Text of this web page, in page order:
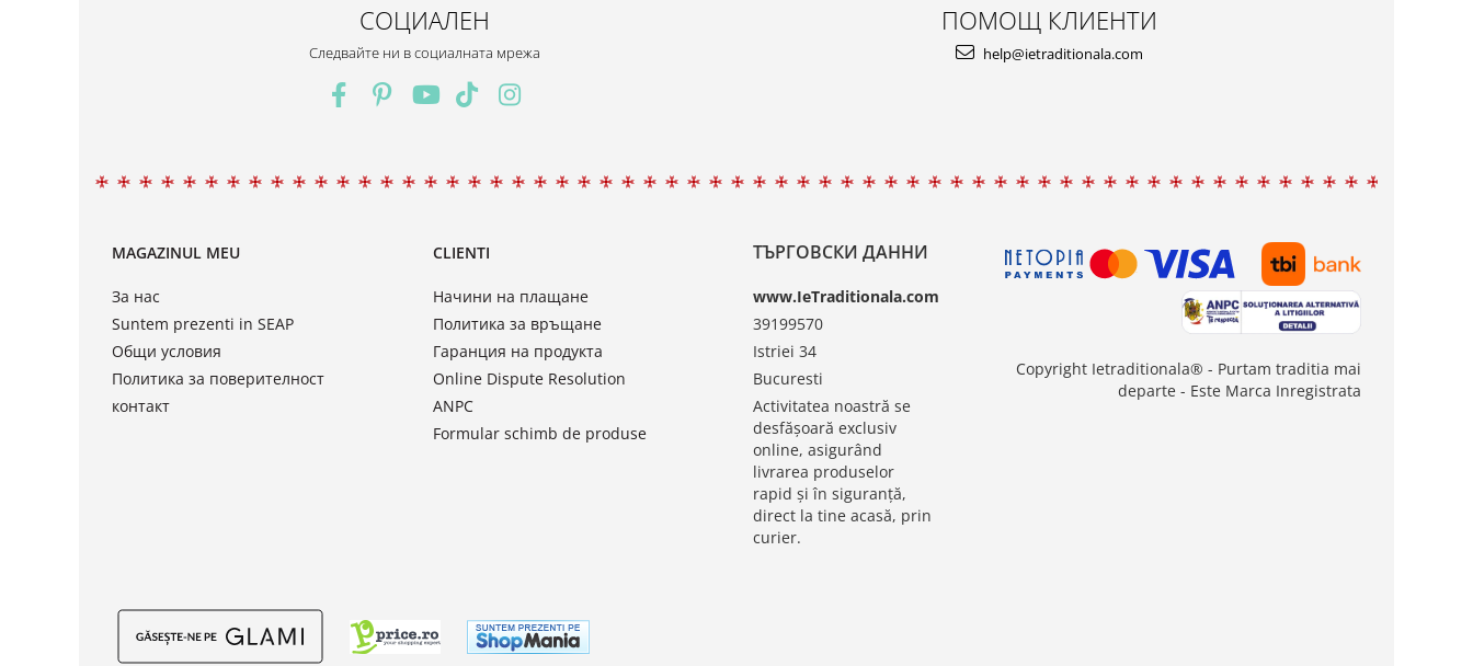
СОЦИАЛЕН
Следвайте ни в социалната мрежа
ПОМОЩ КЛИЕНТИ
help@ietraditionala.com
MAGAZINUL MEU
За нас
Suntem prezenti in SEAP
Общи условия
Политика за поверителност
контакт
CLIENTI
Начини на плащане
Политика за връщане
Гаранция на продукта
Online Dispute Resolution
ANPC
Formular schimb de produse
ТЪРГОВСКИ ДАННИ
www.IeTraditionala.com
39199570
Istriei 34
Bucuresti
Activitatea noastră se
desfășoară exclusiv
online, asigurând
livrarea produselor
rapid și în siguranță,
direct la tine acasă, prin
curier.
Copyright Ietraditionala® - Purtam traditia mai
departe - Este Marca Inregistrata